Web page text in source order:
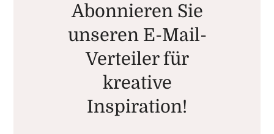
Abonnieren Sie
unseren E-Mail-
Verteiler für
kreative
Inspiration!